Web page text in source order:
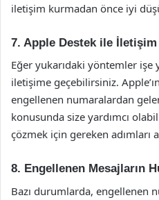
iletişim kurmadan önce iyi
7. Apple Destek ile İletişim
Eğer yukarıdaki yöntemler işe
iletişime geçebilirsiniz.
engellenen numaralardan
konusunda size yardımcı
çözmek için gereken adımları
8. Engellenen Mesajların
Bazı durumlarda, engellenen